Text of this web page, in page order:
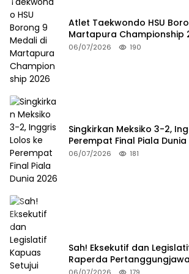
Atlet Taekwondo HSU
Martapura Championship
06/07/2026 190
Singkirkan Meksiko 3-2,
Perempat Final Piala Dunia
06/07/2026 181
Sah! Eksekutif dan
Raperda